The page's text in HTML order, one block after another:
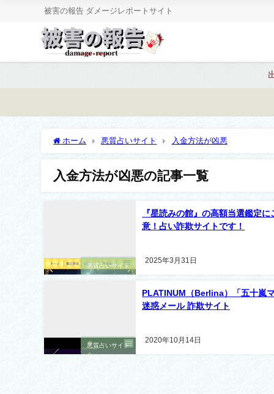
被害の報告 ダメージレポートサイト
ホーム 悪質占いサイト 入金方法が凶悪
入金方法が凶悪の記事一覧
悪質占いサイト
『星読みの館』の高額当選鑑定に
意！占い詐欺サイトです！
2025年3月31日
悪質占いサイト
PLATINUM（Berlina）「五十嵐
迷惑メール 詐欺サイト
2020年10月14日